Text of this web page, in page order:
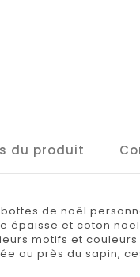
du produit
de noël
épaisse et coton
motifs et
ou près du sapin,